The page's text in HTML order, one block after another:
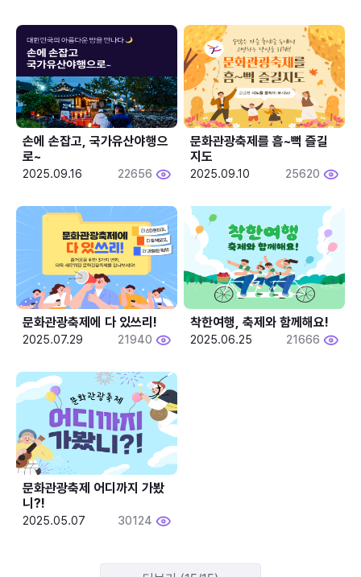
손에 손잡고, 국가유산야행으
로~
2025.09.16 22656
문화관광축제를 흠~뻑 즐길
지도
2025.09.10 25620
문화관광축제에 다 있쓰리!
2025.07.29 21940
착한여행, 축제와 함께해요!
2025.06.25 21666
문화관광축제 어디까지 가봤
니?!
2025.05.07 30124